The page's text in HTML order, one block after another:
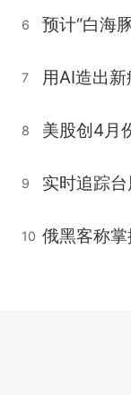
6
7 用AI造出
8 美股创4月
9 实时追踪
10